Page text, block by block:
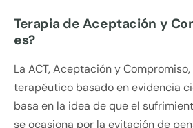
Terapia de Aceptación y
es?
La ACT, Aceptación y
terapéutico basado en evidencia
basa en la idea de que el
se ocasiona por la evitación de